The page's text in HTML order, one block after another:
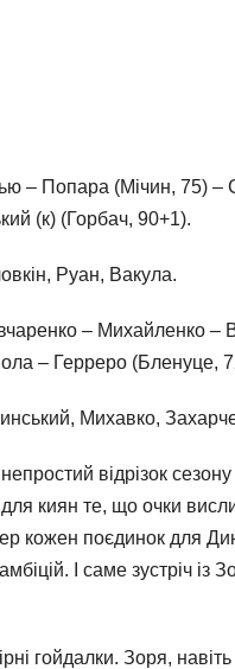
– Попара (Мічин, 75)
(к) (Горбач, 90+1).
Руан, Вакула.
– Михайленко –
– Герреро (Бленуце,
Михавко,
відрізок сезону
киян те, що очки
кожен поєдинок для
І саме зустріч із
гойдалки. Зоря,